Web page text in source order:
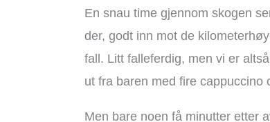
En snau time gjennom skogen
der, godt inn mot de
fall. Litt falleferdig, men vi er
ut fra baren med fire
Men bare noen få minutter etter